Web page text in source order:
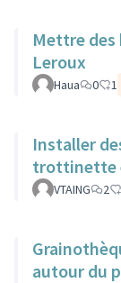
Mettre des
Leroux
Haua 0 1
Installer
trottinette
VTAING 2
autour du